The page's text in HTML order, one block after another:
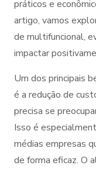
práticos e
artigo, vamos
de multifuncional,
impactar
Um dos principais
é a redução de
precisa se
Isso é
médias empresas
de forma eficaz. O